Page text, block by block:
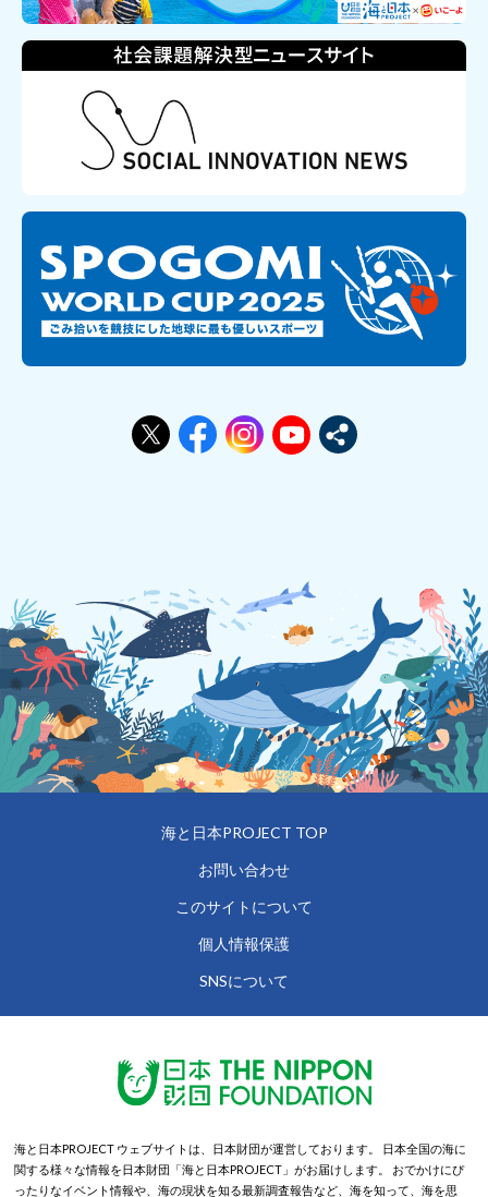
海と日本PROJECT TOP
お問い合わせ
このサイトについて
個人情報保護
SNSについて
海と日本PROJECT ウェブサイトは、日本財団が運営しております。
日本全国の海に
関する様々な情報を日本財団「海と日本PROJECT」がお届けします。
おでかけにぴ
ったりなイベント情報や、海の現状を知る最新調査報告など、海を知って、海を思